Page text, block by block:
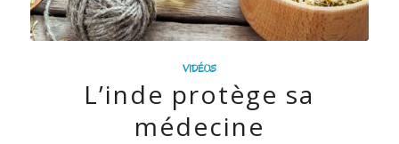
VIDÉOS
L’inde protège sa
médecine